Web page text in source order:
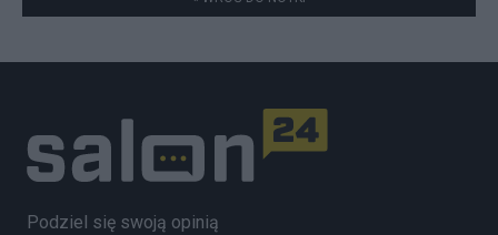
Podziel się swoją opinią